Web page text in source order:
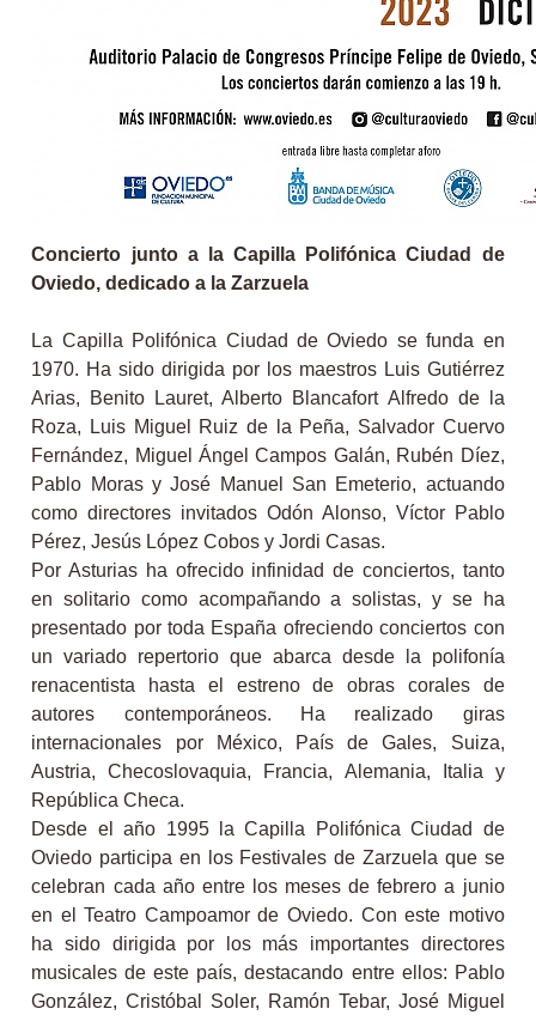
Concierto junto a la Capilla Polifónica Ciudad de
Oviedo, dedicado a la Zarzuela
La Capilla Polifónica Ciudad de Oviedo se funda en
1970. Ha sido dirigida por los maestros Luis Gutiérrez
Arias, Benito Lauret, Alberto Blancafort Alfredo de la
Roza, Luis Miguel Ruiz de la Peña, Salvador Cuervo
Fernández, Miguel Ángel Campos Galán, Rubén Díez,
Pablo Moras y José Manuel San Emeterio, actuando
como directores invitados Odón Alonso, Víctor Pablo
Pérez, Jesús López Cobos y Jordi Casas.
Por Asturias ha ofrecido infinidad de conciertos, tanto
en solitario como acompañando a solistas, y se ha
presentado por toda España ofreciendo conciertos con
un variado repertorio que abarca desde la polifonía
renacentista hasta el estreno de obras corales de
autores contemporáneos. Ha realizado giras
internacionales por México, País de Gales, Suiza,
Austria, Checoslovaquia, Francia, Alemania, Italia y
República Checa.
Desde el año 1995 la Capilla Polifónica Ciudad de
Oviedo participa en los Festivales de Zarzuela que se
celebran cada año entre los meses de febrero a junio
en el Teatro Campoamor de Oviedo. Con este motivo
ha sido dirigida por los más importantes directores
musicales de este país, destacando entre ellos: Pablo
González, Cristóbal Soler, Ramón Tebar, José Miguel